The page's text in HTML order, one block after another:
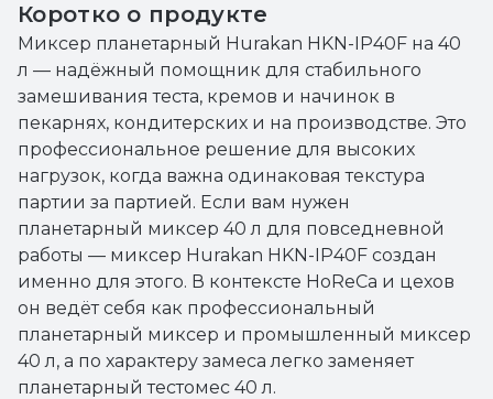
Коротко о продукте
Миксер планетарный Hurakan HKN-IP40F на 40
л — надёжный помощник для стабильного
замешивания теста, кремов и начинок в
пекарнях, кондитерских и на производстве. Это
профессиональное решение для высоких
нагрузок, когда важна одинаковая текстура
партии за партией. Если вам нужен
планетарный миксер 40 л для повседневной
работы — миксер Hurakan HKN-IP40F создан
именно для этого. В контексте HoReCa и цехов
он ведёт себя как профессиональный
планетарный миксер и промышленный миксер
40 л, а по характеру замеса легко заменяет
планетарный тестомес 40 л.